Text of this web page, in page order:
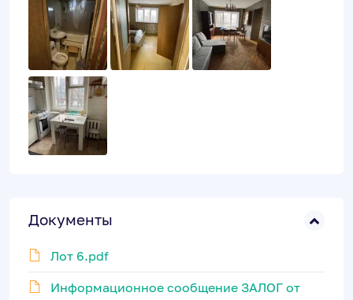
Документы
Лот 6.pdf
Информационное сообщение ЗАЛОГ от